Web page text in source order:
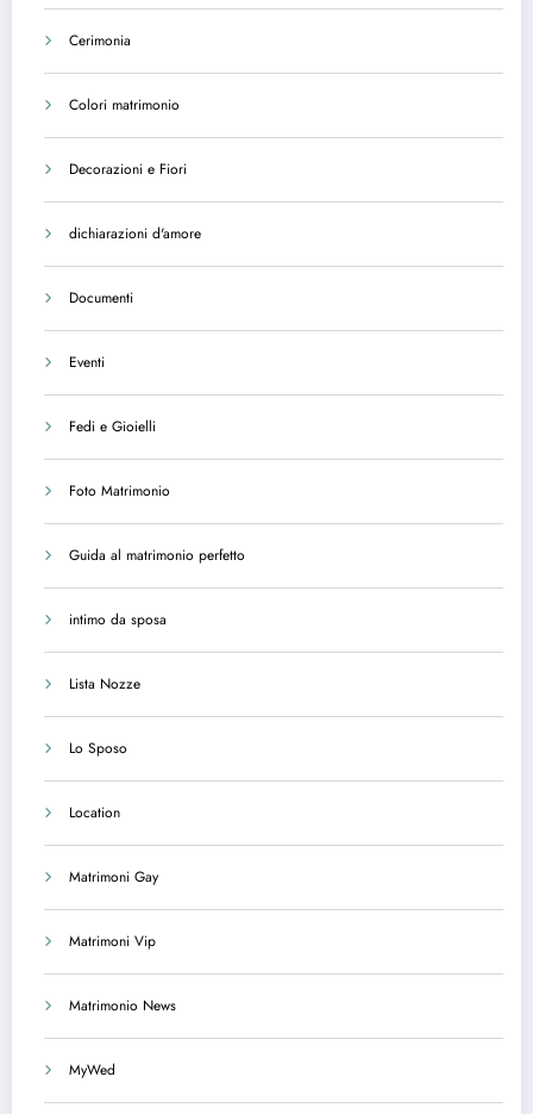
Cerimonia
Colori matrimonio
Decorazioni e Fiori
dichiarazioni d'amore
Documenti
Eventi
Fedi e Gioielli
Foto Matrimonio
Guida al matrimonio perfetto
intimo da sposa
Lista Nozze
Lo Sposo
Location
Matrimoni Gay
Matrimoni Vip
Matrimonio News
MyWed